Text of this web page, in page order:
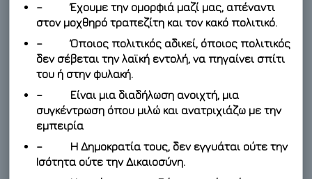
– Έχουμε την ομορφιά μαζί μας, απέναντι
στον μοχθηρό τραπεζίτη και τον κακό πολιτικό.
– Όποιος πολιτικός αδικεί, όποιος πολιτικός
δεν σέβεται την λαϊκή εντολή, να πηγαίνει σπίτι
του ή στην φυλακή.
– Είναι μια διαδήλωση ανοιχτή, μια
συγκέντρωση όπου μιλώ και ανατριχιάζω με την
εμπειρία
– Η Δημοκρατία τους, δεν εγγυάται ούτε την
Ισότητα ούτε την Δικαιοσύνη.